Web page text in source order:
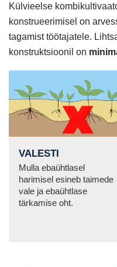
Külvieelse
konstrueerimisel on
tagamist töötajatele.
konstruktsioonil on
VALESTI
Mulla ebaühtlasel
harimisel esineb taimede
vale ja ebaühtlase
tärkamise oht.